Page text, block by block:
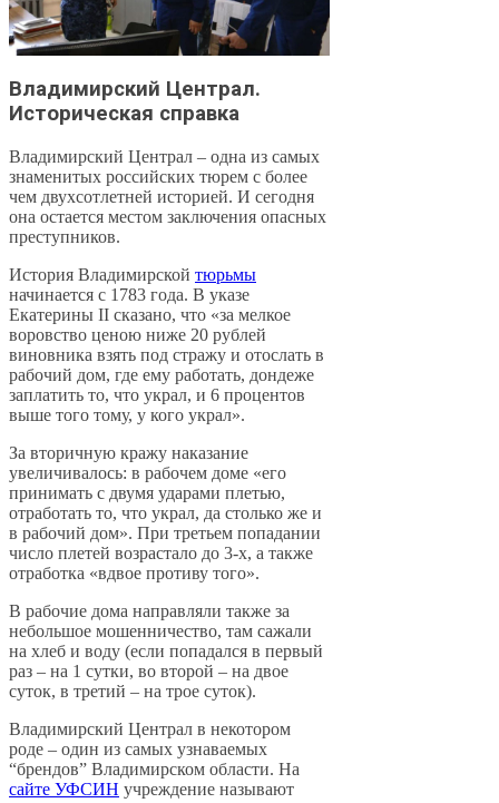
Владимирский Централ.
Историческая справка
Владимирский Централ – одна из самых
знаменитых российских тюрем с более
чем двухсотлетней историей. И сегодня
она остается местом заключения опасных
преступников.
История Владимирской тюрьмы
начинается с 1783 года. В указе
Екатерины II сказано, что «за мелкое
воровство ценою ниже 20 рублей
виновника взять под стражу и отослать в
рабочий дом, где ему работать, дондеже
заплатить то, что украл, и 6 процентов
выше того тому, у кого украл».
За вторичную кражу наказание
увеличивалось: в рабочем доме «его
принимать с двумя ударами плетью,
отработать то, что украл, да столько же и
в рабочий дом». При третьем попадании
число плетей возрастало до 3-х, а также
отработка «вдвое противу того».
В рабочие дома направляли также за
небольшое мошенничество, там сажали
на хлеб и воду (если попадался в первый
раз – на 1 сутки, во второй – на двое
суток, в третий – на трое суток).
Владимирский Централ в некотором
роде – один из самых узнаваемых
“брендов” Владимирском области. На
сайте УФСИН учреждение называют